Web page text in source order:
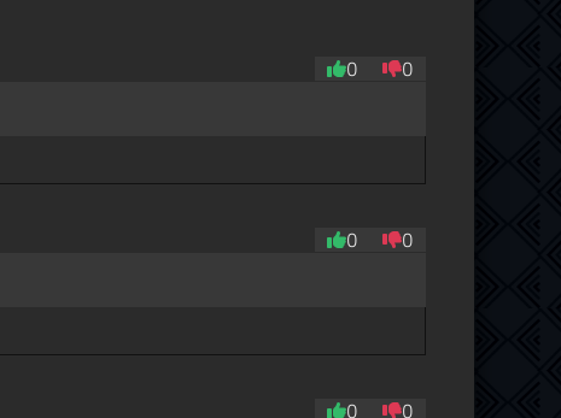
0
0
0
0
0
0